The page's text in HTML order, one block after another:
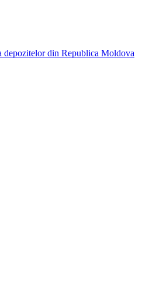
depozitelor din Republica Moldova